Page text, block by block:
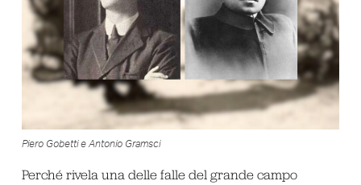
Piero Gobetti e Antonio Gramsci
Perché rivela una delle falle del grande campo